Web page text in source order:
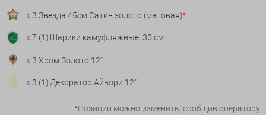
x 3 Звезда 45см Сатин золото (матовая)*
x 7 (1) Шарики камуфляжные, 30 см
x 3 Хром Золото 12"
x 3 (1) Декоратор Айвори 12"
*Позиции можно изменить, сообщив оператору